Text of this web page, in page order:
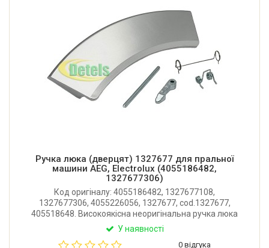
Ручка люка (дверцят) 1327677 для пральної
машини AEG, Electrolux (4055186482,
1327677306)
Код оригіналу: 4055186482, 1327677108,
1327677306, 4055226056, 1327677, cod.1327677,
405518648. Високоякісна неоригінальна ручка люка
для пральної машини Electrolux, AEG. Постачається
У наявності
0 відгука